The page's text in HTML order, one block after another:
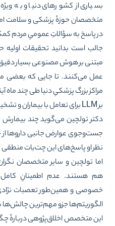
از کشورهای دنیا و به‌ویژه در
حوزهٔ پزشکی و سلامت
پاسخ به سؤالاتِ عمومیِ مردم کمک
است بدانید تحقیقات اولیه حاکی
بر هوش مصنوعی بسیار دقیق‌تر
می‌کنند. تا جایی که بعضی
بزرگ پزشکیِ دنیا طی چند ماه
تولچین می‌گوید چند بیمارش
عوارض جانبی داروها از
او پاسخ‌های این چت‌بات منطقی
تولچین و سایر متخصصان نگران
هستند. عدم اطمینانِ کامل به
و همین‌طور تعصبات نژادی و
جزو مهم‌ترین چالش‌ها به
متخصص اخلاق‌پژوهی دربارهٔ چگونگیِ